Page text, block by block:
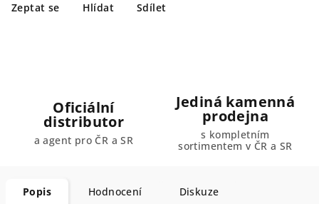
Zeptat se Hlídat Sdílet
Oficiální
distributor
a agent pro ČR a SR
Jediná kamenná
prodejna
s kompletním
sortimentem v ČR a SR
Popis Hodnocení Diskuze